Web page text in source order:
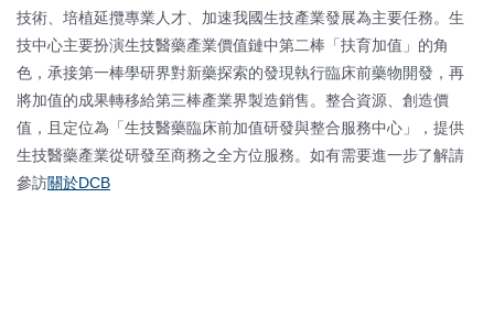
技術、培植延攬專業人才、加速我國生技產業發展為主要任務。生
技中心主要扮演生技醫藥產業價值鏈中第二棒「扶育加值」的角
色，承接第一棒學研界對新藥探索的發現執行臨床前藥物開發，再
將加值的成果轉移給第三棒產業界製造銷售。整合資源、創造價
值，且定位為「生技醫藥臨床前加值研發與整合服務中心」，提供
生技醫藥產業從研發至商務之全方位服務。如有需要進一步了解請
參訪關於DCB